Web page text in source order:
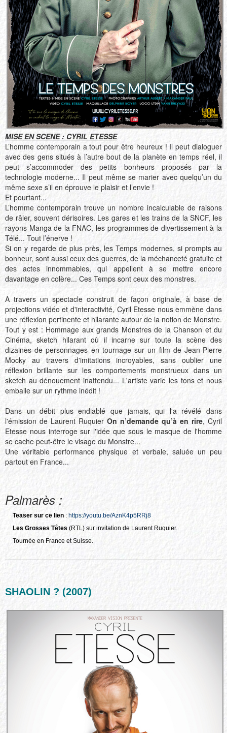
MISE EN SCENE : CYRIL ETESSE
L’homme contemporain a tout pour être heureux ! Il peut dialoguer
avec des gens situés à l’autre bout de la planète en temps réel, il
peut s’accommoder des petits bonheurs proposés par la
technologie moderne... Il peut même se marier avec quelqu’un du
même sexe s’il en éprouve le plaisir et l’envie !
Et pourtant...
L’homme contemporain trouve un nombre incalculable de raisons
de râler, souvent dérisoires. Les gares et les trains de la SNCF, les
rayons Manga de la FNAC, les programmes de divertissement à la
Télé... Tout l’énerve !
Si on y regarde de plus près, les Temps modernes, si prompts au
bonheur, sont aussi ceux des guerres, de la méchanceté gratuite et
des actes innommables, qui appellent à se mettre encore
davantage en colère... Ces Temps sont ceux des monstres.
A travers un spectacle construit de façon originale, à base de
projections vidéo et d'interactivité, Cyril Etesse nous emmène dans
une réflexion pertinente et hilarante autour de la notion de Monstre.
Tout y est : Hommage aux grands Monstres de la Chanson et du
Cinéma, sketch hilarant où il incarne sur toute la scène des
dizaines de personnages en tournage sur un film de Jean-Pierre
Mocky au travers d'imitations incroyables, sans oublier une
réflexion brillante sur les comportements monstrueux dans un
sketch au dénouement inattendu... L'artiste varie les tons et nous
emballe sur un rythme inédit !
Dans un débit plus endiablé que jamais, qui l'a révélé dans
l'émission de Laurent Ruquier On n’demande qu’à en rire, Cyril
Etesse nous interroge sur l'idée que sous le masque de l'homme
se cache peut-être le visage du Monstre...
Une véritable performance physique et verbale, saluée un peu
partout en France...
Palmarès :
Teaser sur ce lien : https://youtu.be/AznK4p5RRj8
Les Grosses Têtes (RTL) sur invitation de Laurent Ruquier.
Tournée en France et Suisse.
SHAOLIN ? (2007)